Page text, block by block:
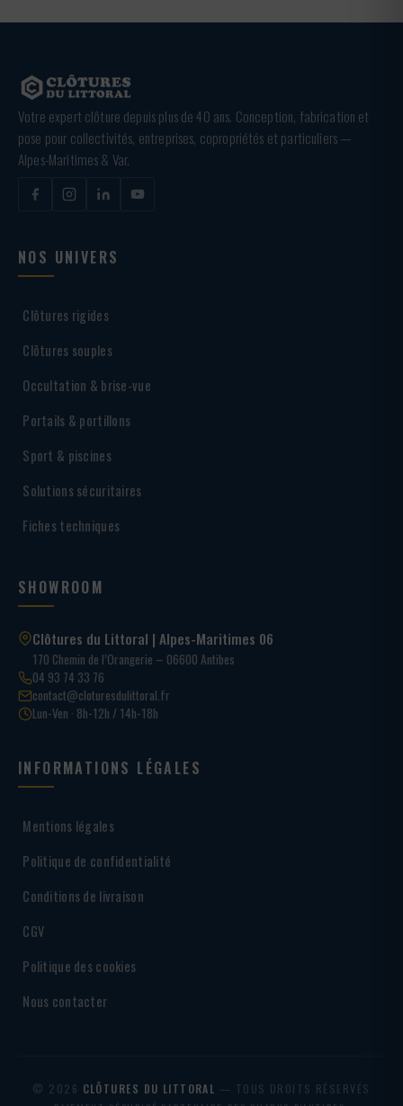
Votre expert clôture depuis plus de 40 ans. Conception, fabrication et
pose pour collectivités, entreprises, copropriétés et particuliers —
Alpes-Maritimes & Var.
NOS UNIVERS
Clôtures rigides
Clôtures souples
Occultation & brise-vue
Portails & portillons
Sport & piscines
Solutions sécuritaires
Fiches techniques
SHOWROOM
Clôtures du Littoral | Alpes-Maritimes 06
170 Chemin de l’Orangerie – 06600 Antibes
04 93 74 33 76
contact@cloturesdulittoral.fr
Lun-Ven · 8h-12h / 14h-18h
INFORMATIONS LÉGALES
Mentions légales
Politique de confidentialité
Conditions de livraison
CGV
Politique des cookies
Nous contacter
© 2026 CLÔTURES DU LITTORAL — TOUS DROITS RÉSERVÉS